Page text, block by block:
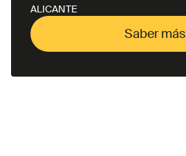
ALICANTE
Saber más